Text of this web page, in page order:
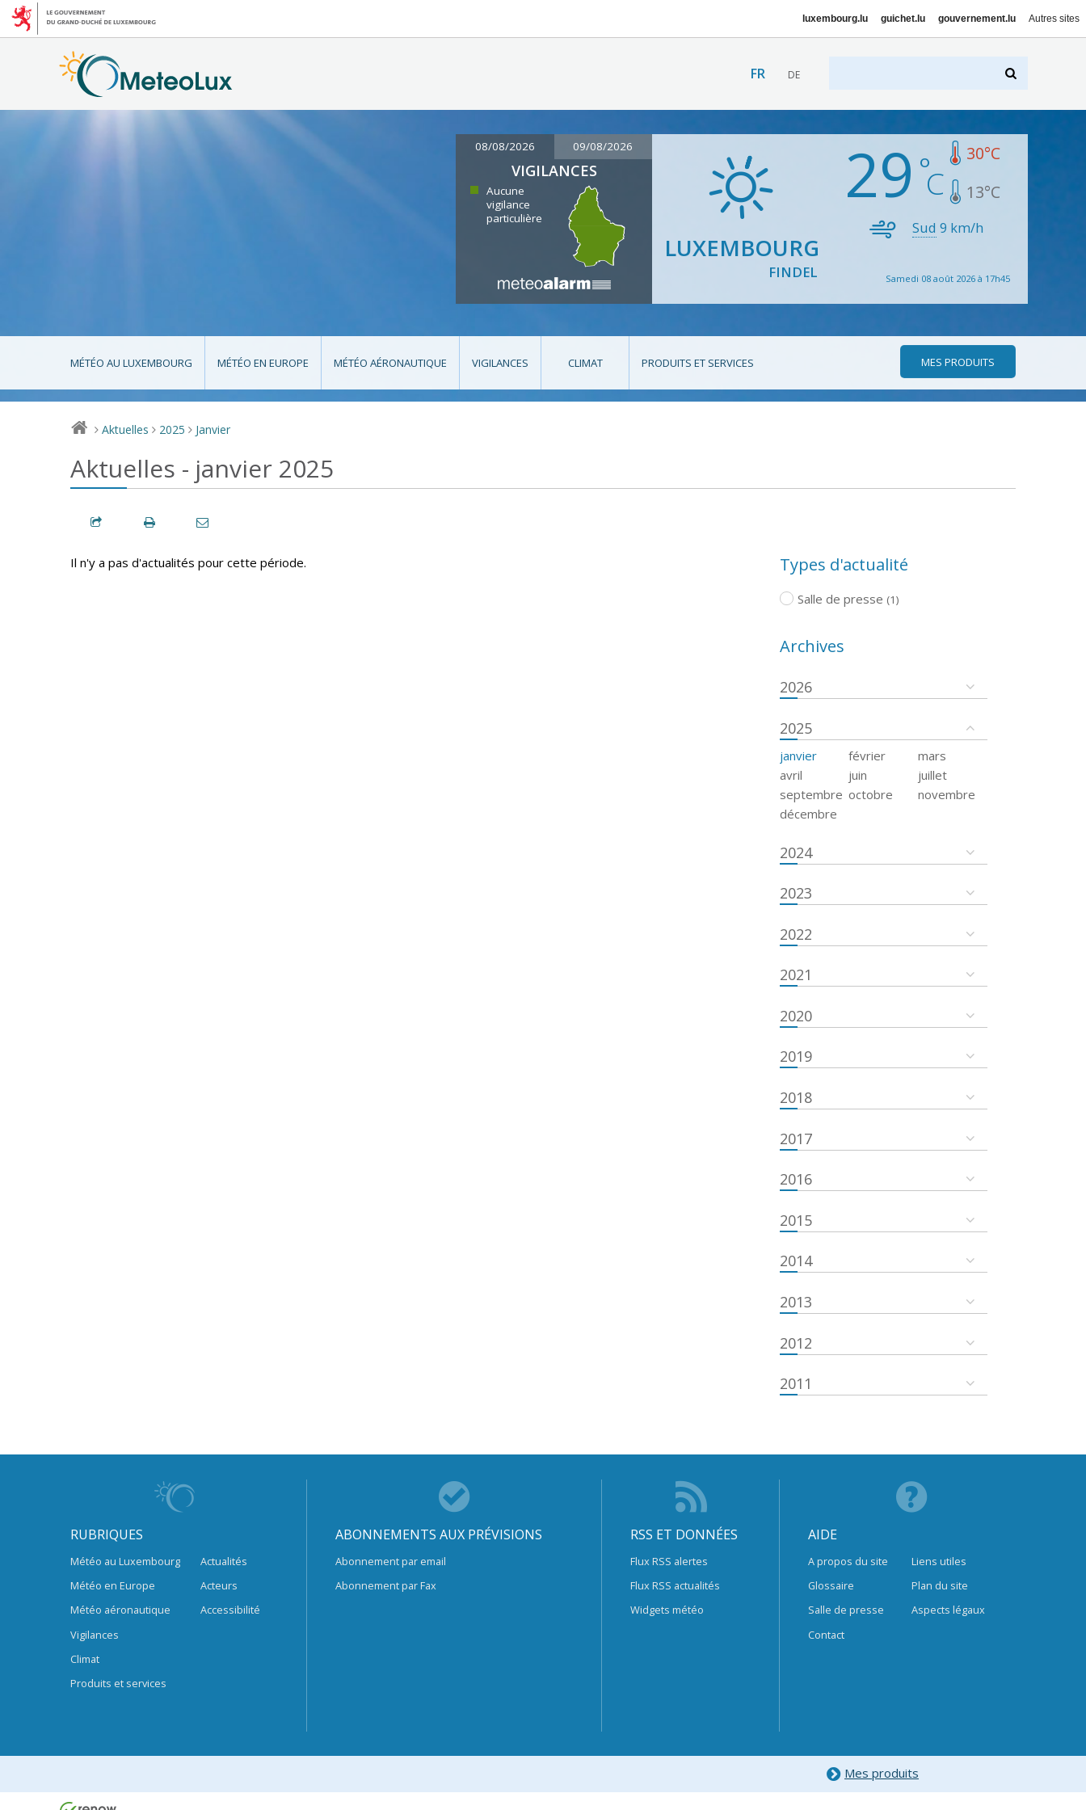
luxembourg.lu guichet.lu gouvernement.lu Autres sites
FR DE
08/08/2026 09/08/2026
VIGILANCES
Aucune
vigilance
particulière
LUXEMBOURG
FINDEL
29 30°C
13°C
Sud 9 km/h
Samedi 08 août 2026 à 17h45
MÉTÉO AU LUXEMBOURG MÉTÉO EN EUROPE MÉTÉO AÉRONAUTIQUE VIGILANCES CLIMAT PRODUITS ET SERVICES MES PRODUITS
> Aktuelles > 2025 > Janvier
Aktuelles - janvier 2025
Il n'y a pas d'actualités pour cette période. Types d'actualité
Salle de presse (1)
Archives
2026
2025
janvier février
mars
avril
juin
juillet
septembre octobre
novembre
décembre
2024
2023
2022
2021
2020
2019
2018
2017
2016
2015
2014
2013
2012
2011
RUBRIQUES
Météo au Luxembourg
Météo en Europe
Météo aéronautique
Vigilances
Climat
Produits et services
Actualités
Acteurs
Accessibilité
ABONNEMENTS AUX PRÉVISIONS
Abonnement par email
Abonnement par Fax
RSS ET DONNÉES
Flux RSS alertes
Flux RSS actualités
Widgets météo
AIDE
A propos du site
Glossaire
Salle de presse
Contact
Liens utiles
Plan du site
Aspects légaux
Mes produits